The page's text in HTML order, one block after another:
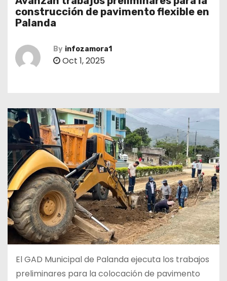
construcción de pavimento flexible en
Palanda
By infozamora1
Oct 1, 2025
El GAD Municipal de Palanda ejecuta los trabajos
preliminares para la colocación de pavimento